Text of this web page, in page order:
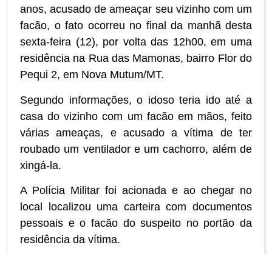
anos, acusado de ameaçar seu vizinho com um
facão, o fato ocorreu no final da manhã desta
sexta-feira (12), por volta das 12h00, em uma
residência na Rua das Mamonas, bairro Flor do
Pequi 2, em Nova Mutum/MT.
Segundo informações, o idoso teria ido até a
casa do vizinho com um facão em mãos, feito
várias ameaças, e acusado a vítima de ter
roubado um ventilador e um cachorro, além de
xingá-la.
A Polícia Militar foi acionada e ao chegar no
local localizou uma carteira com documentos
pessoais e o facão do suspeito no portão da
residência da vítima.